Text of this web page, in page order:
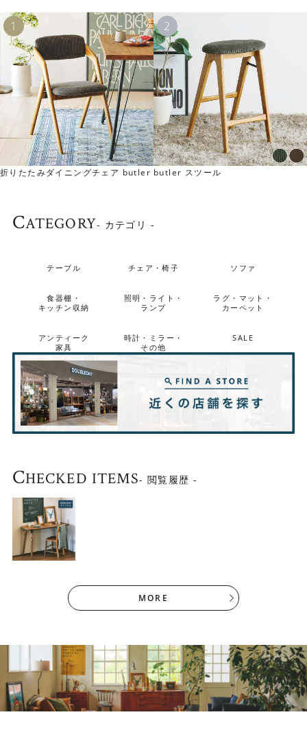
また、オーク色でもなく、ウォールナット色でもない、絶
く落ち着いた明るい色合いは、幅広いインテリアとコーデ
ィネートを楽しめます。
木の質感を生かしたオイル塗装仕上げ
折りたたみダイニングチェア butler butler スツール
CATEGORY- カテゴリ -
テーブル チェア・椅子 ソファ
食器棚・
キッチン収納
照明・ライト・
ランプ
ラグ・マット・
カーペット
アンティーク
家具
時計・ミラー・
その他
SALE
CHECKED ITEMS- 閲覧履歴 -
MORE